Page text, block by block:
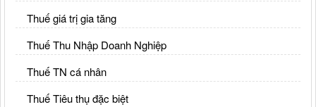
Thuế giá trị gia tăng
Thuế Thu Nhập Doanh Nghiệp
Thuế TN cá nhân
Thuế Tiêu thụ đặc biệt